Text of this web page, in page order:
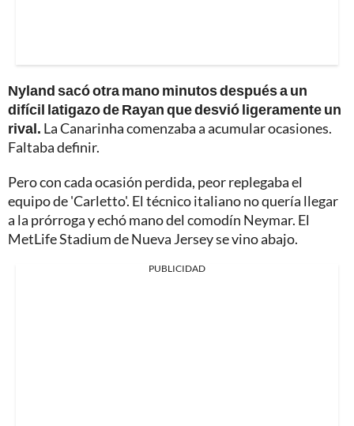
Nyland sacó otra mano minutos después a un
difícil latigazo de Rayan que desvió ligeramente un
rival. La Canarinha comenzaba a acumular ocasiones.
Faltaba definir.
Pero con cada ocasión perdida, peor replegaba el
equipo de 'Carletto'. El técnico italiano no quería llegar
a la prórroga y echó mano del comodín Neymar. El
MetLife Stadium de Nueva Jersey se vino abajo.
PUBLICIDAD